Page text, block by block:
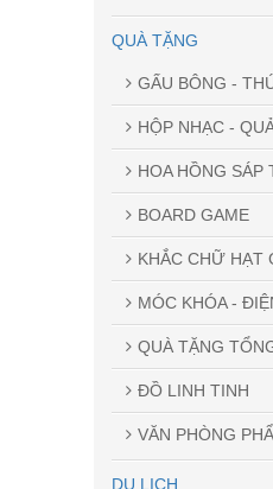
QUÀ TẶNG
GẤU BÔNG -
HỘP NHẠC -
HOA HỒNG SÁP
BOARD GAME
KHẮC CHỮ HẠT
MÓC KHÓA -
QUÀ TẶNG
ĐỒ LINH TINH
VĂN PHÒNG
DU LỊCH